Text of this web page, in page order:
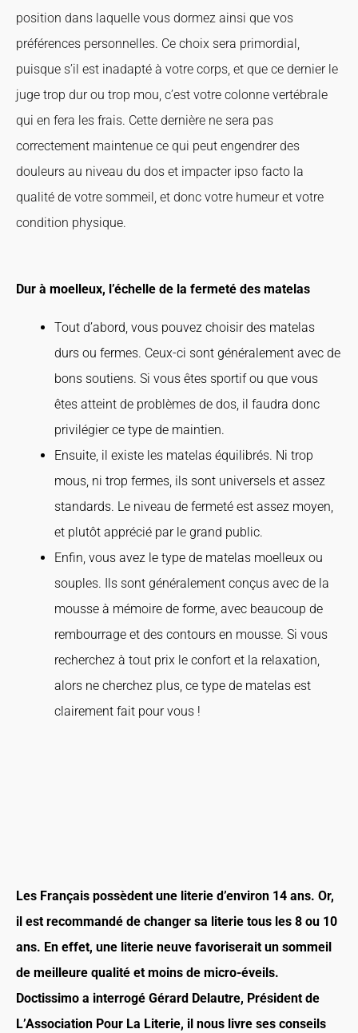
position dans laquelle vous dormez ainsi que vos
préférences personnelles. Ce choix sera primordial,
puisque s’il est inadapté à votre corps, et que ce dernier le
juge trop dur ou trop mou, c’est votre colonne vertébrale
qui en fera les frais. Cette dernière ne sera pas
correctement maintenue ce qui peut engendrer des
douleurs au niveau du dos et impacter ipso facto la
qualité de votre sommeil, et donc votre humeur et votre
condition physique.
Dur à moelleux, l’échelle de la fermeté des matelas
Tout d’abord, vous pouvez choisir des matelas
durs ou fermes. Ceux-ci sont généralement avec de
bons soutiens. Si vous êtes sportif ou que vous
êtes atteint de problèmes de dos, il faudra donc
privilégier ce type de maintien.
Ensuite, il existe les matelas équilibrés. Ni trop
mous, ni trop fermes, ils sont universels et assez
standards. Le niveau de fermeté est assez moyen,
et plutôt apprécié par le grand public.
Enfin, vous avez le type de matelas moelleux ou
souples. Ils sont généralement conçus avec de la
mousse à mémoire de forme, avec beaucoup de
rembourrage et des contours en mousse. Si vous
recherchez à tout prix le confort et la relaxation,
alors ne cherchez plus, ce type de matelas est
clairement fait pour vous !
Les Français possèdent une literie d’environ 14 ans. Or,
il est recommandé de changer sa literie tous les 8 ou 10
ans. En effet, une literie neuve favoriserait un sommeil
de meilleure qualité et moins de micro-éveils.
Doctissimo a interrogé Gérard Delautre, Président de
L’Association Pour La Literie, il nous livre ses conseils